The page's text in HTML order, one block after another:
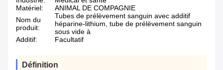
Matériel:
ANIMAL DE COMPAGNIE
Nom du
produit:
Tubes de prélèvement sanguin avec additif
héparine-lithium, tube de prélèvement sanguin
sous vide à
Additif:
Facultatif
Définition